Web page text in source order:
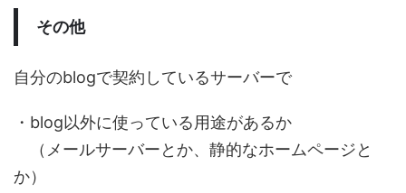
その他
自分のblogで契約しているサーバーで
・blog以外に使っている用途があるか
（メールサーバーとか、静的なホームページと
か）